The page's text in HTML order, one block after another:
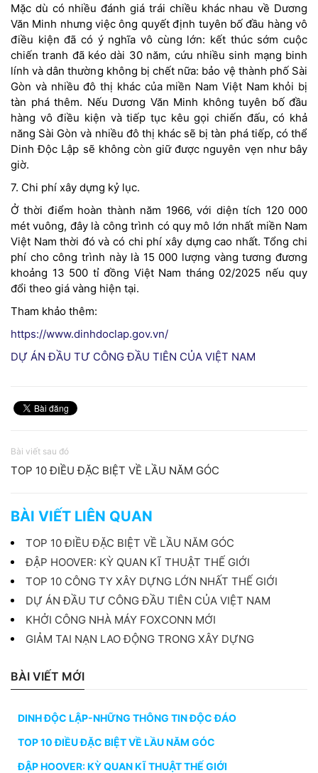
Mặc dù có nhiều đánh giá trái chiều khác nhau về Dương
Văn Minh nhưng việc ông quyết định tuyên bố đầu hàng vô
điều kiện đã có ý nghĩa vô cùng lớn: kết thúc sớm cuộc
chiến tranh đã kéo dài 30 năm, cứu nhiều sinh mạng binh
lính và dân thường không bị chết nữa: bảo vệ thành phố Sài
Gòn và nhiều đô thị khác của miền Nam Việt Nam khỏi bị
tàn phá thêm. Nếu Dương Văn Minh không tuyên bố đầu
hàng vô điều kiện và tiếp tục kêu gọi chiến đấu, có khả
năng Sài Gòn và nhiều đô thị khác sẽ bị tàn phá tiếp, có thể
Dinh Độc Lập sẽ không còn giữ được nguyên vẹn như bây
giờ.
7. Chi phí xây dựng kỷ lục.
Ở thời điểm hoàn thành năm 1966, với diện tích 120 000
mét vuông, đây là công trình có quy mô lớn nhất miền Nam
Việt Nam thời đó và có chi phí xây dựng cao nhất. Tổng chi
phí cho công trình này là 15 000 lượng vàng tương đương
khoảng 13 500 tỉ đồng Việt Nam tháng 02/2025 nếu quy
đổi theo giá vàng hiện tại.
Tham khảo thêm:
https://www.dinhdoclap.gov.vn/
DỰ ÁN ĐẦU TƯ CÔNG ĐẦU TIÊN CỦA VIỆT NAM
Bài viết sau đó
TOP 10 ĐIỀU ĐẶC BIỆT VỀ LẦU NĂM GÓC
BÀI VIẾT LIÊN QUAN
TOP 10 ĐIỀU ĐẶC BIỆT VỀ LẦU NĂM GÓC
ĐẬP HOOVER: KỲ QUAN KĨ THUẬT THẾ GIỚI
TOP 10 CÔNG TY XÂY DỰNG LỚN NHẤT THẾ GIỚI
DỰ ÁN ĐẦU TƯ CÔNG ĐẦU TIÊN CỦA VIỆT NAM
KHỞI CÔNG NHÀ MÁY FOXCONN MỚI
GIẢM TAI NẠN LAO ĐỘNG TRONG XÂY DỰNG
BÀI VIẾT MỚI
DINH ĐỘC LẬP-NHỮNG THÔNG TIN ĐỘC ĐÁO
TOP 10 ĐIỀU ĐẶC BIỆT VỀ LẦU NĂM GÓC
ĐẬP HOOVER: KỲ QUAN KĨ THUẬT THẾ GIỚI